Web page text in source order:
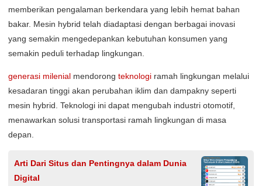
memberikan pengalaman berkendara yang lebih hemat bahan
bakar. Mesin hybrid telah diadaptasi dengan berbagai inovasi
yang semakin mengedepankan kebutuhan konsumen yang
semakin peduli terhadap lingkungan.
generasi milenial mendorong teknologi ramah lingkungan melalui
kesadaran tinggi akan perubahan iklim dan dampakny seperti
mesin hybrid. Teknologi ini dapat mengubah industri otomotif,
menawarkan solusi transportasi ramah lingkungan di masa
depan.
Arti Dari Situs dan Pentingnya dalam Dunia
Digital